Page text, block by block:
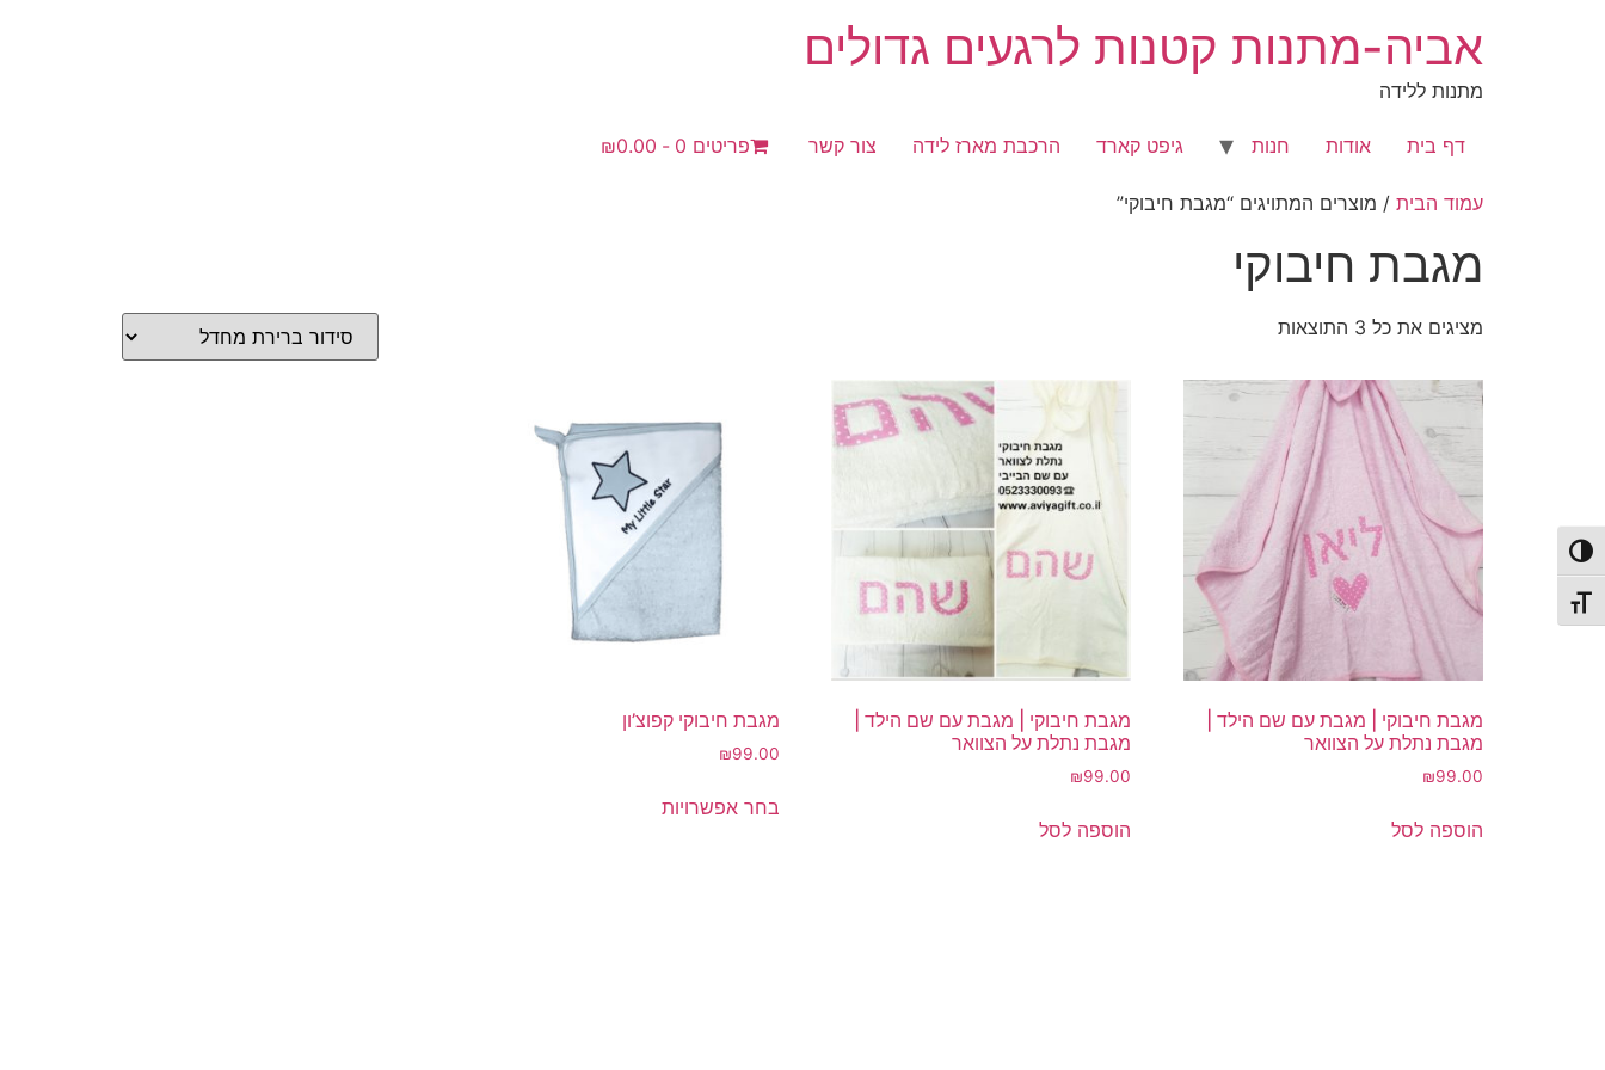
הפעל/כבה ניגודיות גבוהה
מתג גודל גופן
אביה-מתנות קטנות לרגעים גדולים
מתנות ללידה
דף בית אודות חנות גיפט קארד הרכבת מארז לידה צור קשר פריטים 0 ₪0.00
עמוד הבית / מוצרים המתויגים “מגבת חיבוקי”
מגבת חיבוקי
מציגים את כל ⁦3⁩ התוצאות
מגבת חיבוקי | מגבת עם שם הילד |
מגבת נתלת על הצוואר
₪99.00
הוספה לסל
מגבת חיבוקי | מגבת עם שם הילד |
מגבת נתלת על הצוואר
₪99.00
הוספה לסל
מגבת חיבוקי קפוצ’ון
₪99.00
בחר אפשרויותזה